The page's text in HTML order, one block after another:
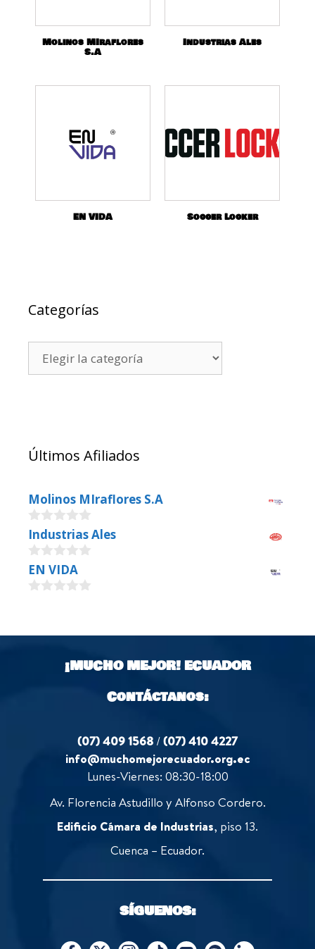
Molinos MIraflores
S.A
Industrias Ales
EN VIDA Soccer Locker
Categorías
Últimos Afiliados
Molinos MIraflores S.A
0
o
u
t
o
f
Industrias Ales
0
o
u
5
EN VIDA
t
¡MUCHO MEJOR!ECUADOR
Contáctanos:
(07) 409 1568 /(07) 410 4227
info@muchomejorecuador.org.ec
Lunes-Viernes: 08:30-18:00
Av. Florencia Astudillo y Alfonso Cordero.
Edificio Cámara de Industrias, piso 13.
Cuenca – Ecuador.
SÍGUENOS: